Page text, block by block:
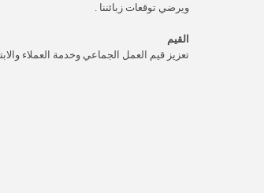
ويرضي توقعات زبائننا .
القيم
تعزيز قيم العمل الجماعي وخدمة العملاء